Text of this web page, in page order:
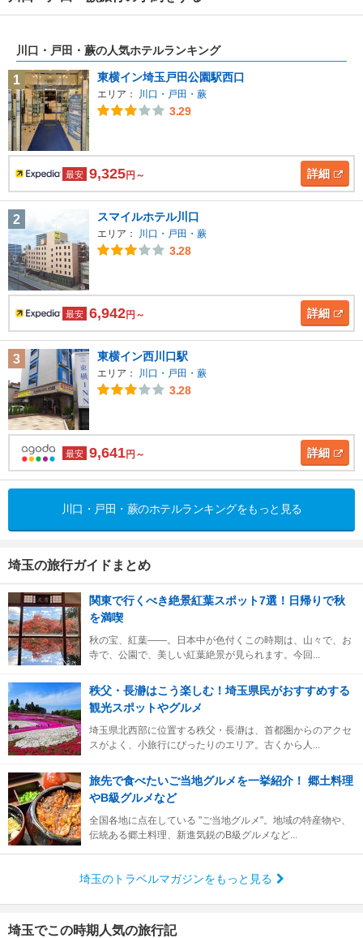
川口・戸田・蕨の人気ホテルランキング
1 東横イン埼玉戸田公園駅西口
エリア： 川口・戸田・蕨
3.29
最安 9,325円～ 詳細
2 スマイルホテル川口
エリア： 川口・戸田・蕨
3.28
最安 6,942円～ 詳細
3 東横イン西川口駅
エリア： 川口・戸田・蕨
3.28
最安 9,641円～ 詳細
川口・戸田・蕨のホテルランキングをもっと見る
埼玉の旅行ガイドまとめ
関東で行くべき絶景紅葉スポット7選！日帰りで秋
を満喫
秋の宝、紅葉――。日本中が色付くこの時期は、山々で、お
寺で、公園で、美しい紅葉絶景が見られます。今回...
秩父・長瀞はこう楽しむ！埼玉県民がおすすめする
観光スポットやグルメ
埼玉県北西部に位置する秩父・長瀞は、首都圏からのアクセ
スがよく、小旅行にぴったりのエリア。古くから人...
旅先で食べたいご当地グルメを一挙紹介！ 郷土料理
やB級グルメなど
全国各地に点在している "ご当地グルメ"。地域の特産物や、
伝統ある郷土料理、新進気鋭のB級グルメなど...
埼玉のトラベルマガジンをもっと見る
埼玉でこの時期人気の旅行記